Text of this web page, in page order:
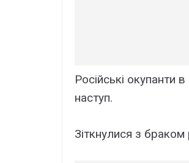
Російські окупанти
наступ.
Зіткнулися з браком